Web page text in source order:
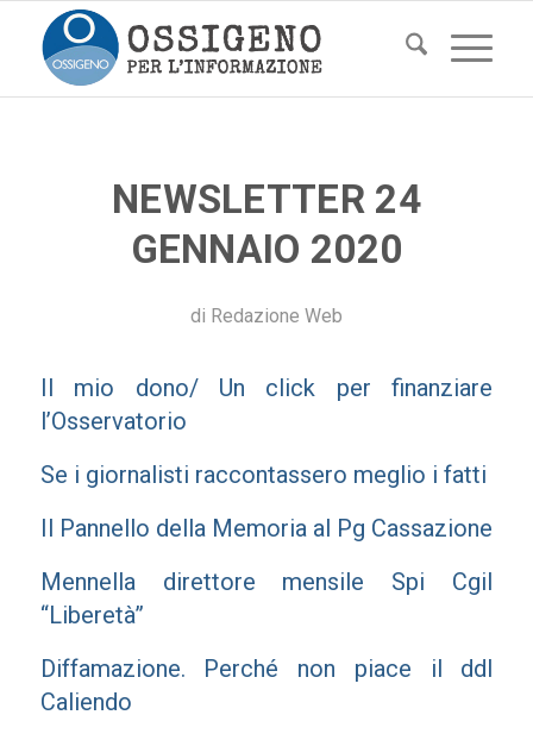
NEWSLETTER 24
GENNAIO 2020
di Redazione Web
Il mio dono/ Un click per finanziare
l’Osservatorio
Se i giornalisti raccontassero meglio i fatti
Il Pannello della Memoria al Pg Cassazione
Mennella direttore mensile Spi Cgil
“Liberetà”
Diffamazione. Perché non piace il ddl
Caliendo